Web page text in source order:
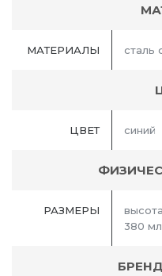
МАТЕРИАЛЫ сталь
ЦВЕТ синий
РАЗМЕРЫ
380 мл